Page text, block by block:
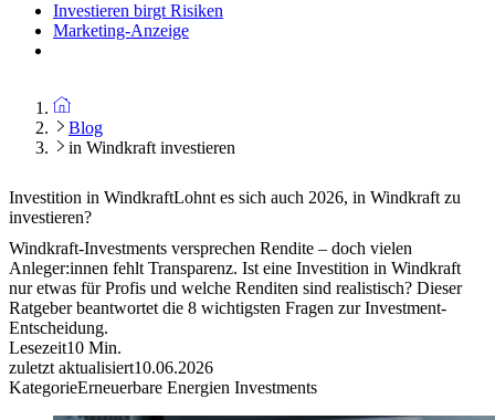
Investieren birgt Risiken
Marketing-Anzeige
Blog
in Windkraft investieren
Investition in WindkraftLohnt es sich auch 2026, in Windkraft zu
investieren?
Windkraft-Investments versprechen Rendite – doch vielen
Anleger:innen fehlt Transparenz. Ist eine Investition in Windkraft
nur etwas für Profis und welche Renditen sind realistisch? Dieser
Ratgeber beantwortet die 8 wichtigsten Fragen zur Investment-
Entscheidung.
Lesezeit10 Min.
zuletzt aktualisiert10.06.2026
KategorieErneuerbare Energien Investments